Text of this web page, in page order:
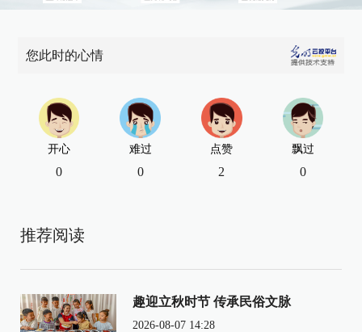
您此时的心情
开心
0
难过
0
点赞
2
飘过
0
推荐阅读
趣迎立秋时节 传承民俗文脉
2026-08-07 14:28